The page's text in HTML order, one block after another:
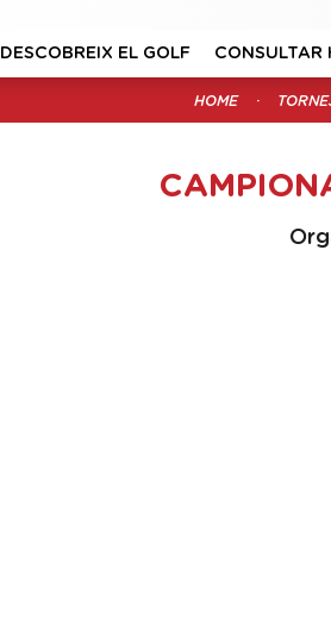
DESCOBREIX EL GOLF CONSULTAR
HOME